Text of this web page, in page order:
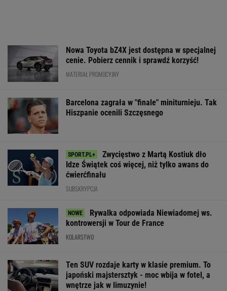
Nowa Toyota bZ4X jest dostępna w specjalnej
cenie. Pobierz cennik i sprawdź korzyść!
MATERIAŁ PROMOCYJNY
Barcelona zagrała w "finale" miniturnieju. Tak
Hiszpanie ocenili Szczęsnego
Zwycięstwo z Martą Kostiuk dło
Idze Świątek coś więcej, niż tylko awans do
ćwierćfinału
SUBSKRYPCJA
Rywalka odpowiada Niewiadomej ws.
kontrowersji w Tour de France
KOLARSTWO
Ten SUV rozdaje karty w klasie premium. To
japoński majstersztyk - moc wbija w fotel, a
wnętrze jak w limuzynie!